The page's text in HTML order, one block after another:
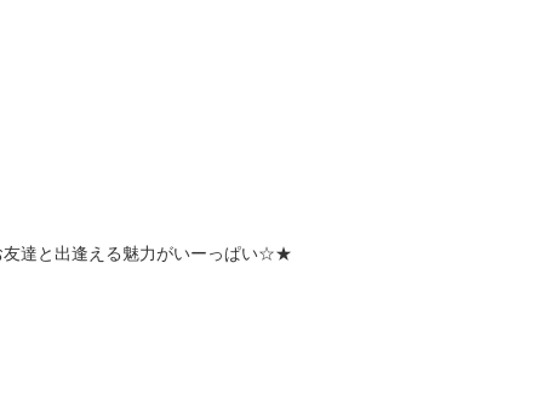
友達と出逢える魅力がいーっぱい☆★